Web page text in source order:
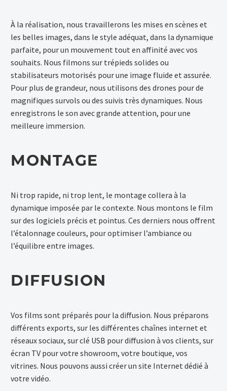
À la réalisation, nous travaillerons les mises en scènes et
les belles images, dans le style adéquat, dans la dynamique
parfaite, pour un mouvement tout en affinité avec vos
souhaits. Nous filmons sur trépieds solides ou
stabilisateurs motorisés pour une image fluide et assurée.
Pour plus de grandeur, nous utilisons des drones pour de
magnifiques survols ou des suivis très dynamiques. Nous
enregistrons le son avec grande attention, pour une
meilleure immersion.
MONTAGE
Ni trop rapide, ni trop lent, le montage collera à la
dynamique imposée par le contexte. Nous montons le film
sur des logiciels précis et pointus. Ces derniers nous offrent
l’étalonnage couleurs, pour optimiser l’ambiance ou
l’équilibre entre images.
DIFFUSION
Vos films sont préparés pour la diffusion. Nous préparons
différents exports, sur les différentes chaînes internet et
réseaux sociaux, sur clé USB pour diffusion à vos clients, sur
écran TV pour votre showroom, votre boutique, vos
vitrines. Nous pouvons aussi créer un site Internet dédié à
votre vidéo.